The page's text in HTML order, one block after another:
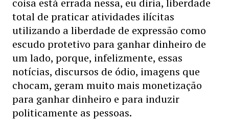
coisa está errada nessa, eu diria, liberdade
total de praticar atividades ilícitas
utilizando a liberdade de expressão como
escudo protetivo para ganhar dinheiro de
um lado, porque, infelizmente, essas
notícias, discursos de ódio, imagens que
chocam, geram muito mais monetização
para ganhar dinheiro e para induzir
politicamente as pessoas.